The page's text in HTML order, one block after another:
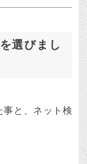
選びまし
と、ネット検